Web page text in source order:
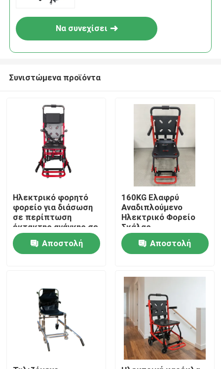
Προϊόντα
Βίντεο
Να συνεχίσει
Συνιστώμενα προϊόντα
Ηλεκτρικό φορητό
φορείο για διάσωση
σε περίπτωση
έκτακτης ανάγκης σε
σκάλες και
διαδρόμουςΑποστολή
160KG Ελαφρύ
Αναδιπλούμενο
Ηλεκτρικό Φορείο
Σκάλας
Αποστολή